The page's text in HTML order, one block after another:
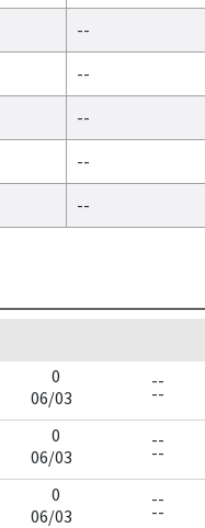
--
--
--
--
--
0
06/03
--
--
0
06/03
--
--
0
06/03
--
--